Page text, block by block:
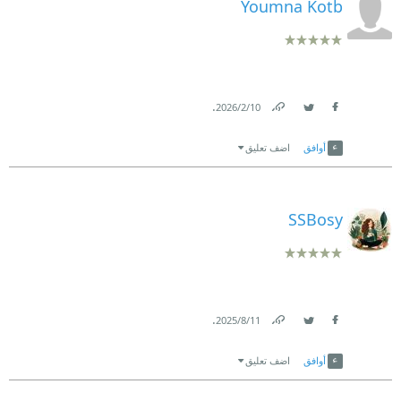
Youmna Kotb
10‏/2‏/2026
.
أوافق اضف تعليق
SSBosy
11‏/8‏/2025
.
أوافق اضف تعليق